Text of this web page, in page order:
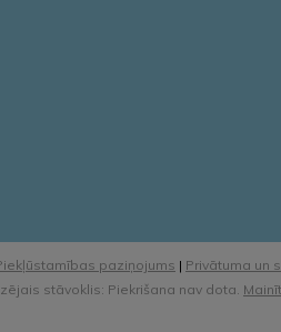
paziņojums | Privātuma un
stāvoklis: Piekrišana nav dota.